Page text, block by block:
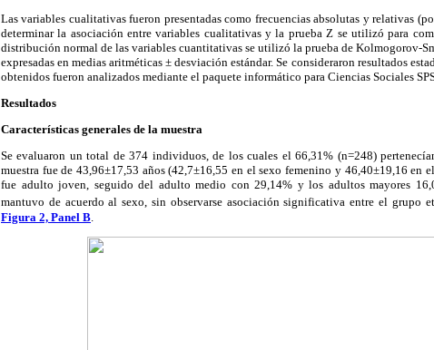
Las variables cualitativas fueron presentadas como frecuencias absolutas y relativas
determinar la asociación entre variables cualitativas y la prueba Z se utilizó para
distribución normal de las variables cuantitativas se utilizó la prueba de Kolmogorov-
expresadas en medias aritméticas ± desviación estándar. Se consideraron resultados
obtenidos fueron analizados mediante el paquete informático para Ciencias Sociales
Resultados
Características generales de la muestra
Se evaluaron un total de 374 individuos, de los cuales el 66,31% (n=248)
muestra fue de 43,96±17,53 años (42,7±16,55 en el sexo femenino y 46,40±19,16 en
fue adulto joven, seguido del adulto medio con 29,14% y los adultos mayores
mantuvo de acuerdo al sexo, sin observarse asociación significativa entre el
Figura 2, Panel B